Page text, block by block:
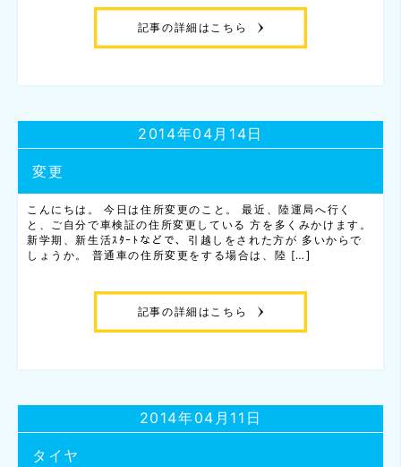
記事の詳細はこちら
変更
2014年04月14日
こんにちは。 今日は住所変更のこと。 最近、陸運局へ行く
と、ご自分で車検証の住所変更している 方を多くみかけます。
新学期、新生活ｽﾀｰﾄなどで、引越しをされた方が 多いからで
しょうか。 普通車の住所変更をする場合は、陸 […]
記事の詳細はこちら
タイヤ
2014年04月11日